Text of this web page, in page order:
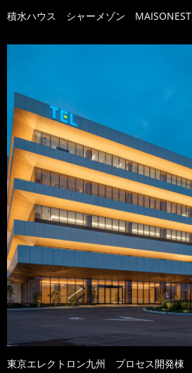
積水ハウス シャーメゾン MAISONEST
東京エレクトロン九州 プロセス開発棟